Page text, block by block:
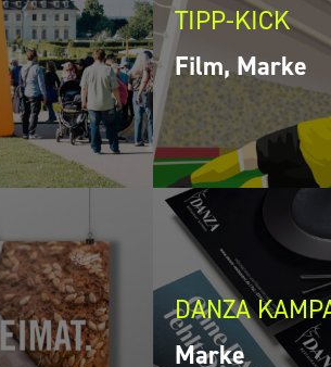
TIPP-KICK
Film, Marke
DANZA
Marke